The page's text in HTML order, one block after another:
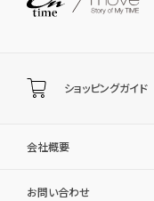
会社概要
お問い合わせ
ショッピングガイド